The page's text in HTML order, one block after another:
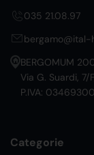
035 21.08.97
bergamo@ital-
BERGOMUM
Via G. Suardi, 7/
P.IVA:
Categorie